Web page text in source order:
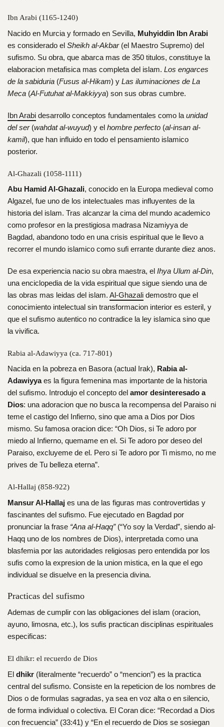
Ibn Arabi (1165-1240)
Nacido en Murcia y formado en Sevilla, Muhyiddin Ibn Arabi
es considerado el Sheikh al-Akbar(el Maestro Supremo) del
sufismo. Su obra, que abarca mas de 350 titulos, constituye la
elaboracion metafisica mas completa del islam. Los engarces
de la sabiduria (Fusus al-Hikam) y Las iluminaciones de La
Meca (Al-Futuhat al-Makkiyya) son sus obras cumbre.
Ibn Arabi desarrollo conceptos fundamentales como la unidad
del ser(wahdat al-wuyud) y el hombre perfecto (al-insan al-
kamil), que han influido en todo el pensamiento islamico
posterior.
Al-Ghazali (1058-1111)
Abu Hamid Al-Ghazali, conocido en la Europa medieval como
Algazel, fue uno de los intelectuales mas influyentes de la
historia del islam. Tras alcanzar la cima del mundo academico
como profesor en la prestigiosa madrasa Nizamiyya de
Bagdad, abandono todo en una crisis espiritual que le llevo a
recorrer el mundo islamico como sufi errante durante diez anos.
De esa experiencia nacio su obra maestra, el Ihya Ulum al-Din,
una enciclopedia de la vida espiritual que sigue siendo una de
las obras mas leidas del islam. Al-Ghazali demostro que el
conocimiento intelectual sin transformacion interior es esteril, y
que el sufismo autentico no contradice la ley islamica sino que
la vivifica.
Rabia al-Adawiyya (ca. 717-801)
Nacida en la pobreza en Basora (actual Irak), Rabia al-
Adawiyyaes la figura femenina mas importante de la historia
del sufismo. Introdujo el concepto del amor desinteresado a
Dios: una adoracion que no busca la recompensa del Paraiso ni
teme el castigo del Infierno, sino que ama a Dios por Dios
mismo. Su famosa oracion dice: “Oh Dios, si Te adoro por
miedo al Infierno, quemame en el. Si Te adoro por deseo del
Paraiso, excluyeme de el. Pero si Te adoro por Ti mismo, no me
prives de Tu belleza eterna”.
Al-Hallaj (858-922)
Mansur Al-Hallaj es una de las figuras mas controvertidas y
fascinantes del sufismo. Fue ejecutado en Bagdad por
pronunciar la frase “Ana al-Haqq”(“Yo soy la Verdad”, siendo al-
Haqq uno de los nombres de Dios), interpretada como una
blasfemia por las autoridades religiosas pero entendida por los
sufis como la expresion de la union mistica, en la que el ego
individual se disuelve en la presencia divina.
Practicas del sufismo
Ademas de cumplir con las obligaciones del islam (oracion,
ayuno, limosna, etc.), los sufis practican disciplinas espirituales
especificas:
El dhikr: el recuerdo de Dios
El dhikr (literalmente “recuerdo” o “mencion”) es la practica
central del sufismo. Consiste en la repeticion de los nombres de
Dios o de formulas sagradas, ya sea en voz alta o en silencio,
de forma individual o colectiva. El Coran dice: “Recordad a Dios
con frecuencia” (33:41) y “En el recuerdo de Dios se sosiegan